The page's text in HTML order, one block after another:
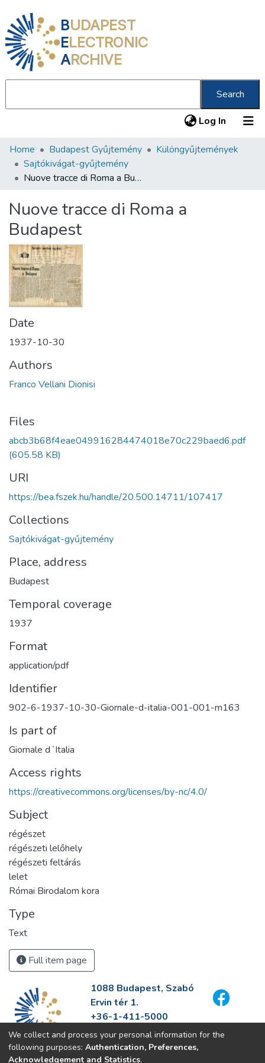
BUDAPEST
ELECTRONIC
ARCHIVE
Search
Log In (current)
Communities & Collections
All of DSpace
About us
Home Budapest Gyűjtemény
Különgyűjtemények
Sajtókivágat-gyűjtemény
Nuove tracce di Roma a Budapest
Nuove tracce di Roma a
Budapest
Date
1937-10-30
Authors
Franco Vellani Dionisi
Files
abcb3b68f4eae049916284474018e70c229baed6.pdf
(605.58 KB)
URI
https://bea.fszek.hu/handle/20.500.14711/107417
Collections
Sajtókivágat-gyűjtemény
Place, address
Budapest
Temporal coverage
1937
Format
application/pdf
Identifier
902-6-1937-10-30-Giornale-d-italia-001-001-m163
Is part of
Giornale dʾItalia
Access rights
https://creativecommons.org/licenses/by-nc/4.0/
Subject
régészet
régészeti lelőhely
régészeti feltárás
lelet
Római Birodalom kora
Type
Text
Full item page
1088 Budapest, Szabó
Ervin tér 1.
+36-1-411-5000
info@fszek.hu
https://fszek.hu
We collect and process your personal information for the
following purposes: Authentication, Preferences,
Acknowledgement and Statistics.